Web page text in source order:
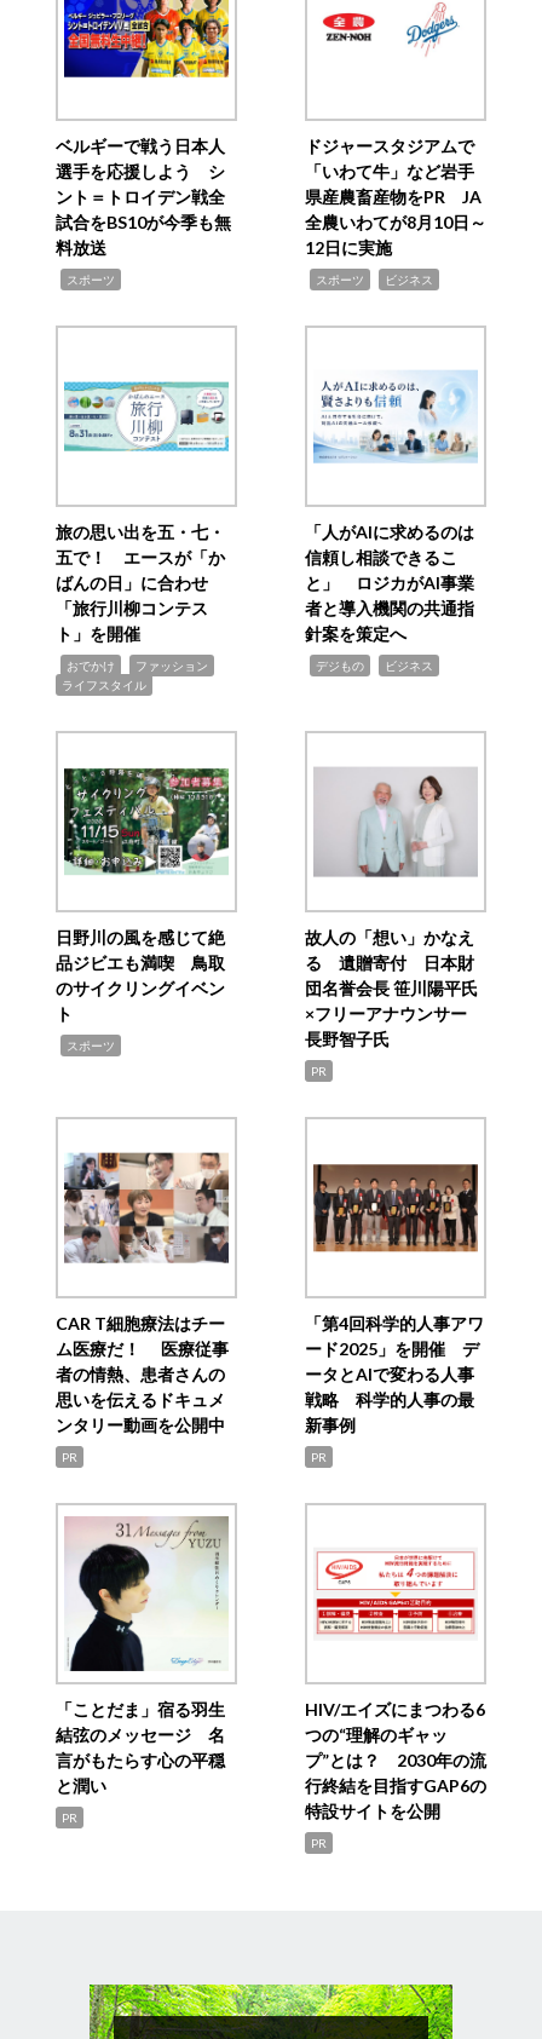
ベルギーで戦う日本人
選手を応援しよう シ
ント＝トロイデン戦全
試合をBS10が今季も無
料放送
スポーツ
ドジャースタジアムで
「いわて牛」など岩手
県産農畜産物をPR JA
全農いわてが8月10日～
12日に実施
スポーツ ビジネス
旅の思い出を五・七・
五で！ エースが「か
ばんの日」に合わせ
「旅行川柳コンテス
ト」を開催
おでかけ ファッション
ライフスタイル
「人がAIに求めるのは
信頼し相談できるこ
と」 ロジカがAI事業
者と導入機関の共通指
針案を策定へ
デジもの ビジネス
日野川の風を感じて絶
品ジビエも満喫 鳥取
のサイクリングイベン
ト
スポーツ
故人の「想い」かなえ
る 遺贈寄付 日本財
団名誉会長 笹川陽平氏
×フリーアナウンサー
長野智子氏
PR
CAR T細胞療法はチー
ム医療だ！ 医療従事
者の情熱、患者さんの
思いを伝えるドキュメ
ンタリー動画を公開中
PR
「第4回科学的人事アワ
ード2025」を開催 デ
ータとAIで変わる人事
戦略 科学的人事の最
新事例
PR
「ことだま」宿る羽生
結弦のメッセージ 名
言がもたらす心の平穏
と潤い
PR
HIV/エイズにまつわる6
つの“理解のギャッ
プ”とは？ 2030年の流
行終結を目指すGAP6の
特設サイトを公開
PR